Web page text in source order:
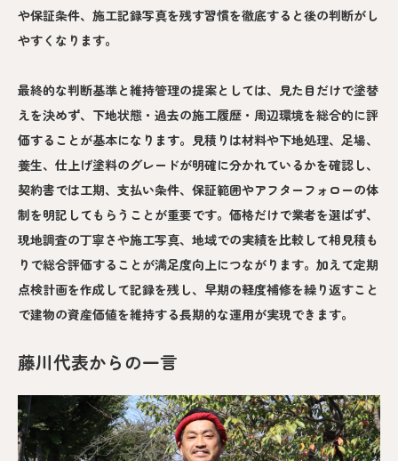
や保証条件、施工記録写真を残す習慣を徹底すると後の判断がし
やすくなります。
最終的な判断基準と維持管理の提案としては、見た目だけで塗替
えを決めず、下地状態・過去の施工履歴・周辺環境を総合的に評
価することが基本になります。見積りは材料や下地処理、足場、
養生、仕上げ塗料のグレードが明確に分かれているかを確認し、
契約書では工期、支払い条件、保証範囲やアフターフォローの体
制を明記してもらうことが重要です。価格だけで業者を選ばず、
現地調査の丁寧さや施工写真、地域での実績を比較して相見積も
りで総合評価することが満足度向上につながります。加えて定期
点検計画を作成して記録を残し、早期の軽度補修を繰り返すこと
で建物の資産価値を維持する長期的な運用が実現できます。
藤川代表からの一言